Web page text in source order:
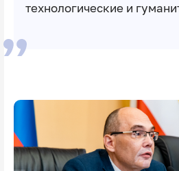
технологические и